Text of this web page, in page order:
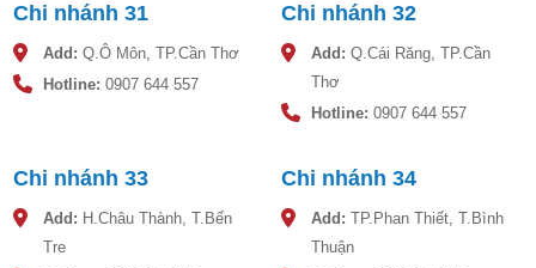
Chi nhánh 31
Add: Q.Ô Môn, TP.Cần Thơ
Hotline: 0907 644 557
Chi nhánh 32
Add: Q.Cái Răng, TP.Cần
Thơ
Hotline: 0907 644 557
Chi nhánh 33
Add: H.Châu Thành, T.Bến
Tre
Chi nhánh 34
Add: TP.Phan Thiết, T.Bình
Thuận